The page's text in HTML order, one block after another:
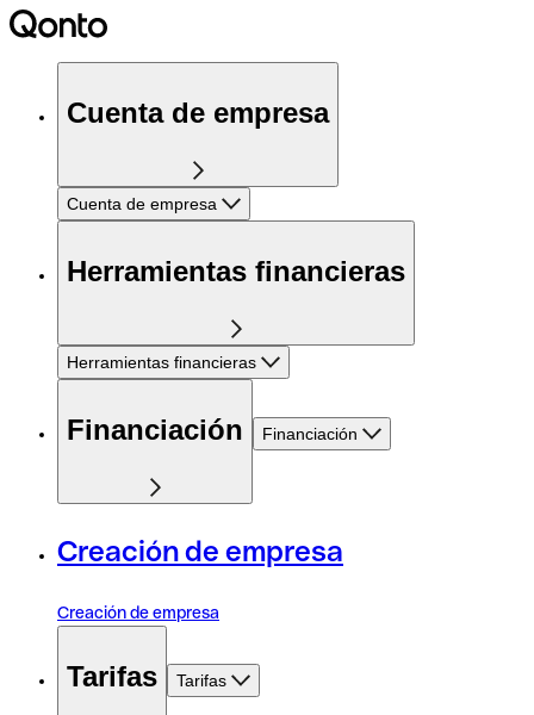
Cuenta de empresa
Cuenta de empresa
Herramientas financieras
Herramientas financieras
Financiación Financiación
Creación de empresa
Creación de empresa
Tarifas Tarifas